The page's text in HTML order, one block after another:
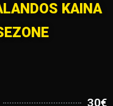
KAINA
30€